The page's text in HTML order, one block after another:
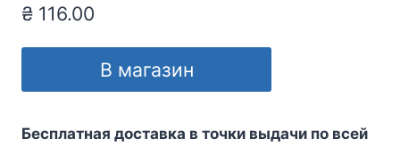
₴ 116.00
В магазин
Бесплатная доставка в точки выдачи по всей